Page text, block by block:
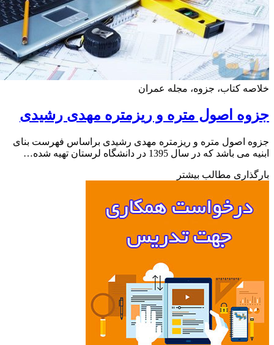
کتاب، جزوه، مجله عمران
اصول متره و ریزمتره مهدی رشیدی
اصول متره و ریزمتره مهدی رشیدی براساس فهرست بنای
که در سال 1395 در دانشگاه لرستان تهیه شده…
مطالب بیشتر